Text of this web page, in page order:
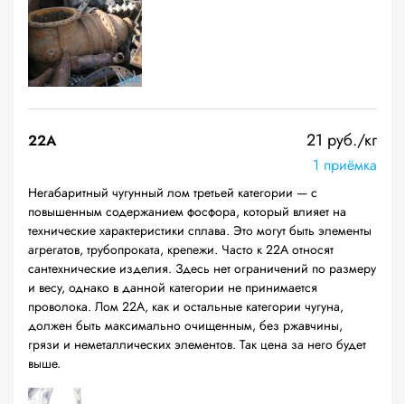
22A 21 руб./кг
1 приёмка
Негабаритный чугунный лом третьей категории — с
повышенным содержанием фосфора, который влияет на
технические характеристики сплава. Это могут быть элементы
агрегатов, трубопроката, крепежи. Часто к 22А относят
сантехнические изделия. Здесь нет ограничений по размеру
и весу, однако в данной категории не принимается
проволока. Лом 22А, как и остальные категории чугуна,
должен быть максимально очищенным, без ржавчины,
грязи и неметаллических элементов. Так цена за него будет
выше.